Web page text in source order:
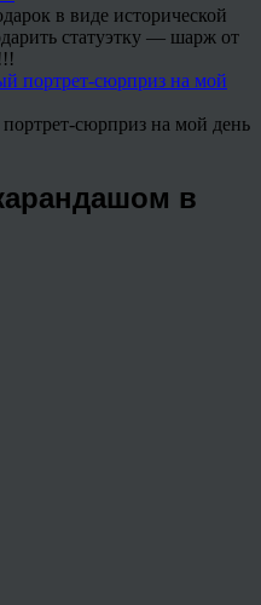
в виде исторической
статуэтку — шарж от
сюрприз на мой день
в